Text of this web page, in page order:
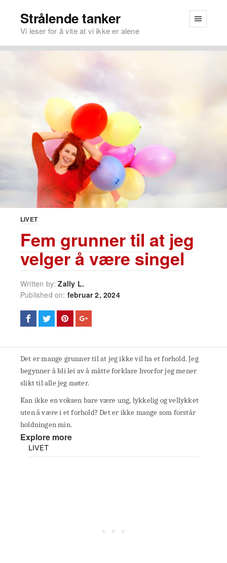
Strålende tanker
Vi leser for å vite at vi ikke er alene
LIVET
Fem grunner til at jeg
velger å være singel
Written by:Zally L.
Published on: februar 2, 2024
Det er mange grunner til at jeg ikke vil ha et forhold. Jeg
begynner å bli lei av å måtte forklare hvorfor jeg mener
slikt til alle jeg møter.
Kan ikke en voksen bare være ung, lykkelig og vellykket
uten å være i et forhold? Det er ikke mange som forstår
holdningen min.
Explore more
LIVET